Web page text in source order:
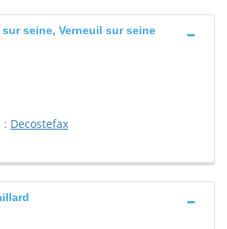
seine, Verneuil sur seine
: Decostefax